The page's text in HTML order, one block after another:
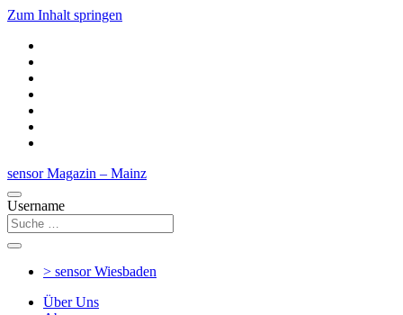
Zum Inhalt springen
sensor Magazin – Mainz
Username
> sensorWiesbaden
Über Uns